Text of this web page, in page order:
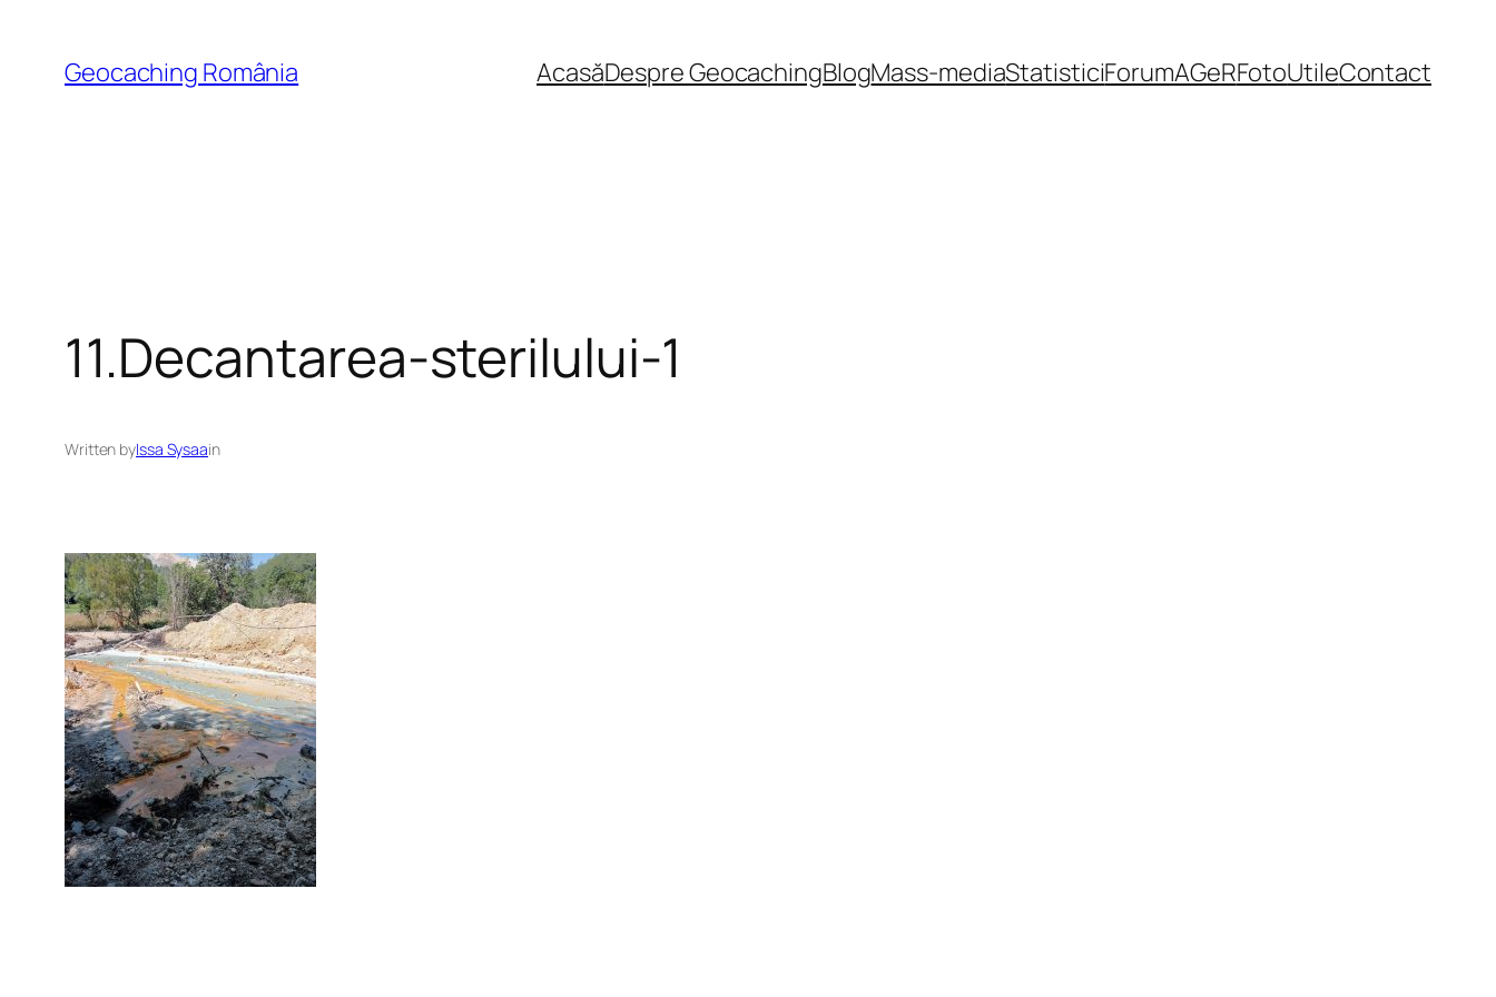
content
Geocaching România AcasăDespre GeocachingBlogMass-mediaStatisticiForumAGeRFotoUtileContact
11.Decantarea-sterilului-1
Written byIssa Sysaain